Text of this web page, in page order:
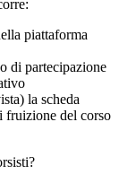
piattaforma
di partecipazione
la scheda
fruizione del corso